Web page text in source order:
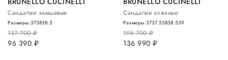
Сандалии замшевые
137 700руб.
96 390 руб.
Размеры:373838.5
Сандалии кожаные
195 700руб.
136 990 руб.
Размеры:3737.53838.539